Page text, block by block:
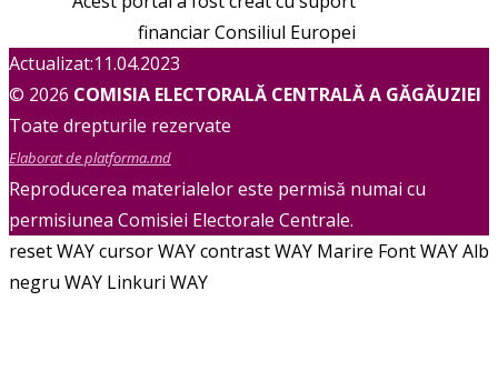
financiar Consiliul Europei
Actualizat:11.04.2023
© 2026 COMISIA ELECTORALĂ CENTRALĂ A GĂGĂUZIEI
Toate drepturile rezervate
Elaborat de platforma.md
Reproducerea materialelor este permisă numai cu
permisiunea Comisiei Electorale Centrale.
reset WAYcursor WAYcontrast WAY Marire Font WAYAlb
negru WAY Linkuri WAY